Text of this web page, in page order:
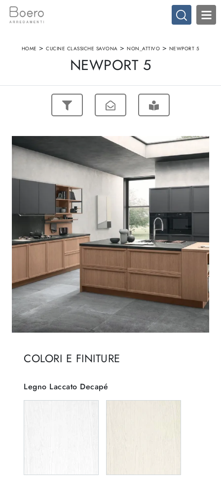
HOME >CUCINE CLASSICHE SAVONA >NON_ATTIVO > NEWPORT 5
NEWPORT 5
COLORI E FINITURE
Legno Laccato Decapé